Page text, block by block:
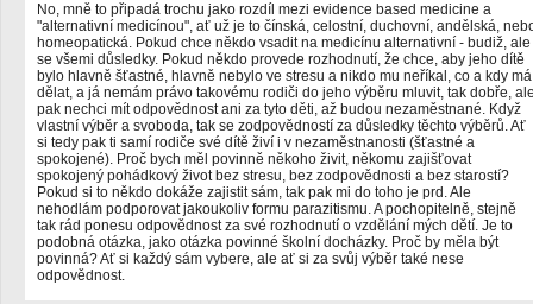
No, mně to připadá trochu jako rozdíl mezi evidence based medicine a
"alternativní medicínou", ať už je to čínská, celostní, duchovní, andělská,
homeopatická. Pokud chce někdo vsadit na medicínu alternativní - budiž, ale
se všemi důsledky. Pokud někdo provede rozhodnutí, že chce, aby jeho dítě
bylo hlavně šťastné, hlavně nebylo ve stresu a nikdo mu neříkal, co a kdy má
dělat, a já nemám právo takovému rodiči do jeho výběru mluvit, tak dobře,
pak nechci mít odpovědnost ani za tyto děti, až budou nezaměstnané. Když
vlastní výběr a svoboda, tak se zodpovědností za důsledky těchto výběrů. Ať
si tedy pak ti samí rodiče své dítě živí i v nezaměstnanosti (šťastné a
spokojené). Proč bych měl povinně někoho živit, někomu zajišťovat
spokojený pohádkový život bez stresu, bez zodpovědnosti a bez starostí?
Pokud si to někdo dokáže zajistit sám, tak pak mi do toho je prd. Ale
nehodlám podporovat jakoukoliv formu parazitismu. A pochopitelně, stejně
tak rád ponesu odpovědnost za své rozhodnutí o vzdělání mých dětí. Je to
podobná otázka, jako otázka povinné školní docházky. Proč by měla být
povinná? Ať si každý sám vybere, ale ať si za svůj výběr také nese
odpovědnost.